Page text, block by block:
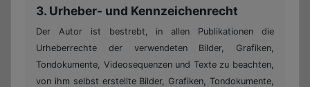
3. Urheber- und Kennzeichenrecht
Der Autor ist bestrebt, in allen Publikationen die
Urheberrechte der verwendeten Bilder, Grafiken,
Tondokumente, Videosequenzen und Texte zu beachten,
von ihm selbst erstellte Bilder, Grafiken, Tondokumente,